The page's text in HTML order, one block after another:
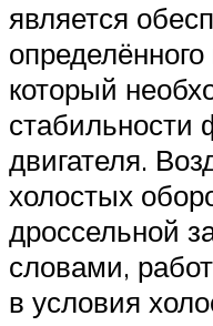
является
который
стабильности
двигателя.
холостых
дроссельной
словами,
в условия